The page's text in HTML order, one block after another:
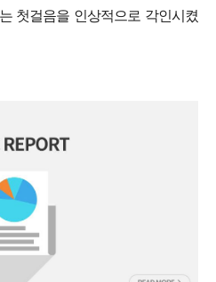
첫걸음을 인상적으로 각인시켰